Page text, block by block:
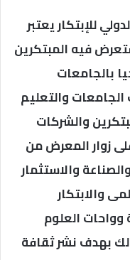
للإبتكار يعتبر
فيه المبتكرين
بالجامعات
الجامعات والتعليم
والشركات
زوار المعرض من
والاستثمار
والابتكار
وواحات العلوم
بهدف نشر ثقافة